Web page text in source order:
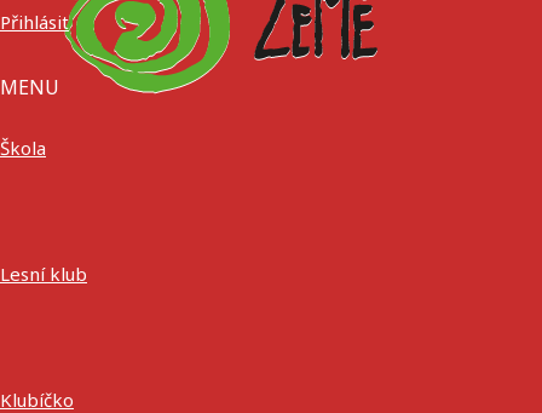
MENU
Přihlásit
Škola
Lesní klub
Klubíčko